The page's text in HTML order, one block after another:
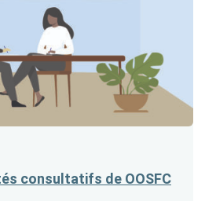
consultatifs de OOSFC